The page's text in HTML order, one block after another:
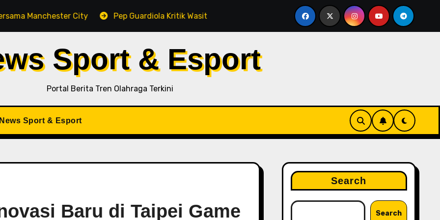
City Pep Guardiola Kritik Wasit di Tengah Persaingan Gelar, Tegaskan City Tak Bisa Bergantung pada
Sport & Esport
Portal Berita Tren Olahraga Terkini
Sport & Esport
Baru di Taipei Game
Search
Search